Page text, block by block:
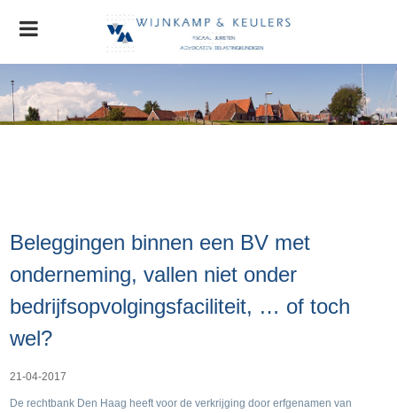
Home
Organisatie
Stichting MVO
Contact
Beleggingen binnen een BV met
onderneming, vallen niet onder
bedrijfsopvolgingsfaciliteit, … of toch
wel?
21-04-2017
De rechtbank Den Haag heeft voor de verkrijging door erfgenamen van